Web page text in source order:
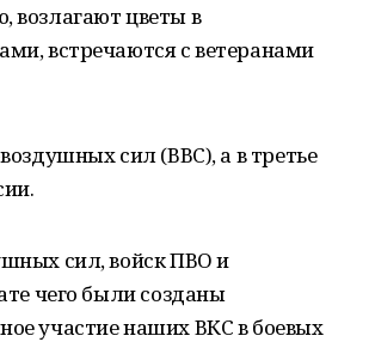
возлагают цветы в
встречаются с ветеранами
сил (ВВС), а в третье
сил, войск ПВО и
чего были созданы
участие наших ВКС в боевых